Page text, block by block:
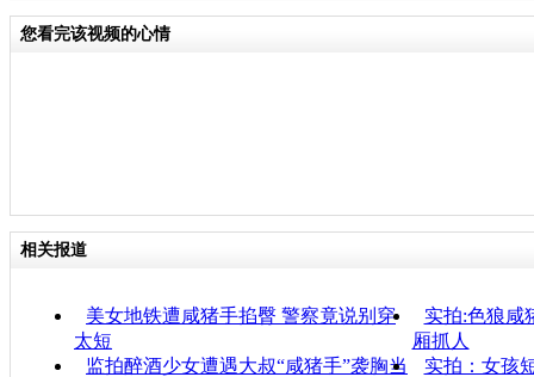
您看完该视频的心情
相关报道
美女地铁遭咸猪手掐臀 警察竟说别穿
太短
实拍:色狼咸
厢抓人
监拍醉酒少女遭遇大叔“咸猪手”袭胸当
实拍：女孩